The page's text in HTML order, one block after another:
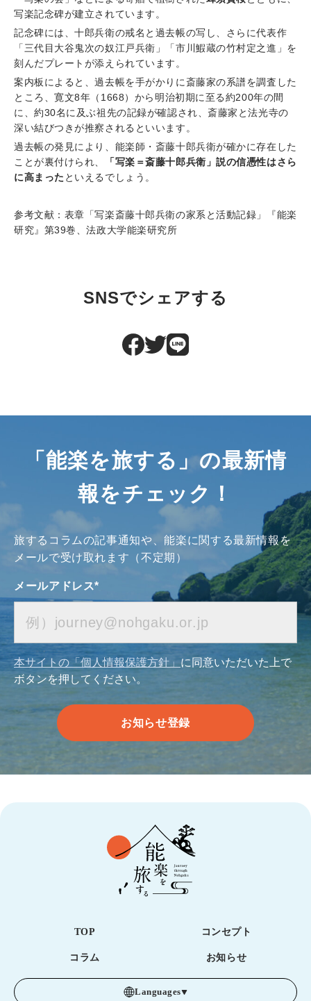
写楽記念碑が建立されています。
記念碑には、十郎兵衛の戒名と過去帳の写し、さらに代表作
「三代目大谷鬼次の奴江戸兵衛」「市川鰕蔵の竹村定之進」を
刻んだプレートが添えられています。
案内板によると、過去帳を手がかりに斎藤家の系譜を調査した
ところ、寛文8年（1668）から明治初期に至る約200年の間
に、約30名に及ぶ祖先の記録が確認され、斎藤家と法光寺の
深い結びつきが推察されるといいます。
過去帳の発 見により、能楽師・斎藤十郎兵衛が確かに存在した
ことが裏付けられ、
「写楽＝斎藤十郎兵衛」説の信憑性はさら
に高まった といえるでしょう。
参考文献：表章「写楽斎藤十郎兵衛の家系と活動記録」『能楽
研究』第39巻、法政大学能楽研究所
SNSでシェアする
「能楽を旅する」の最新情
報をチェック！
旅するコラムの記事通知や、能楽に関する最新情報を
メールで受け取れます（不定期）
メールアドレス*
本サイトの「個人情報保護方針」に同意いただいた上で
ボタンを押してください。
TOP コンセプト
コラム お知らせ
Languages